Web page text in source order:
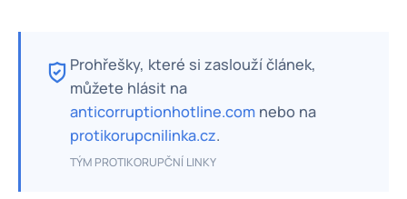
Prohřešky, které si zaslouží článek,
můžete hlásit na
anticorruptionhotline.com nebo na
protikorupcnilinka.cz.
TÝM PROTIKORUPČNÍ LINKY